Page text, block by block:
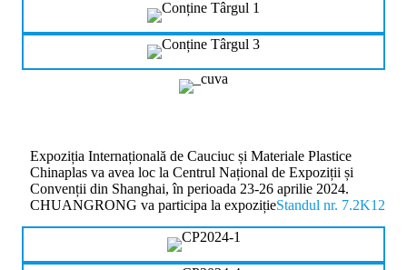
Expoziția Internațională de Cauciuc și Materiale Plastice
Chinaplas va avea loc la Centrul Național de Expoziții și
Convenții din Shanghai, în perioada 23-26 aprilie 2024.
CHUANGRONG va participa la expozițieStandul nr. 7.2K12